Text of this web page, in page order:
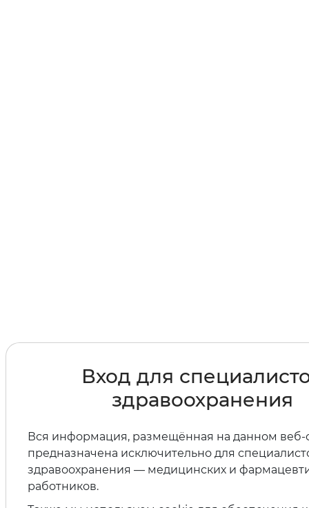
Вход для
здравоохранения
Вся информация, размещённая на данном веб-
предназначена исключительно для
здравоохранения — медицинских и
работников.